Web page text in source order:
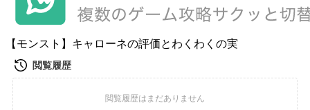
【モンスト】キャローネの評価とわくわくの実